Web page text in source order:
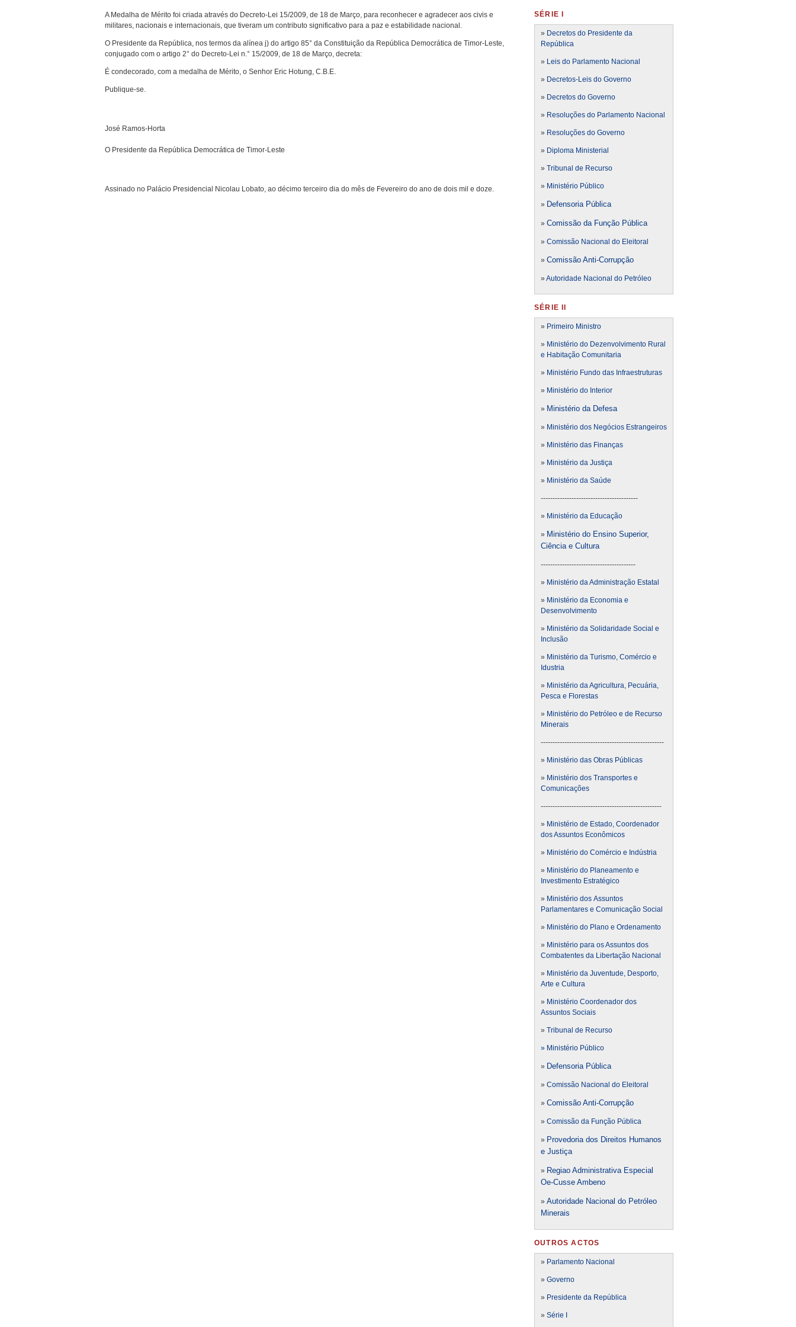
A Medalha de Mérito foi criada através do Decreto-Lei 15/2009, de 18 de Março, para reconhecer e agradecer aos civis e
militares, nacionais e internacionais, que tiveram um contributo significativo para a paz e estabilidade nacional.
O Presidente da República, nos termos da alínea j) do artigo 85° da Constituição da República Democrática de Timor-Leste,
conjugado com o artigo 2° do Decreto-Lei n.° 15/2009, de 18 de Março, decreta:
É condecorado, com a medalha de Mérito, o Senhor Eric Hotung, C.B.E.
Publique-se.
José Ramos-Horta
O Presidente da República Democrática de Timor-Leste
Assinado no Palácio Presidencial Nicolau Lobato, ao décimo terceiro dia do mês de Fevereiro do ano de dois mil e doze.
SÉRIE I
» Decretos do Presidente da
República
» Leis do Parlamento Nacional
» Decretos-Leis do Governo
» Decretos do Governo
» Resoluções do Parlamento Nacional
» Resoluções do Governo
» Diploma Ministerial
» Tribunal de Recurso
» Ministério Público
» Defensoria Pública
» Comissão da Função Pública
» Comissão Nacional do Eleitoral
» Comissão Anti-Corrupção
» Autoridade Nacional do Petróleo
SÉRIE II
» Primeiro Ministro
» Ministério do Dezenvolvimento Rural
e Habitação Comunitaria
» Ministério Fundo das Infraestruturas
» Ministério do Interior
» Ministério da Defesa
» Ministério dos Negócios Estrangeiros
» Ministério das Finanças
» Ministério da Justiça
» Ministério da Saúde
-----------------------------------------
» Ministério da Educação
» Ministério do Ensino Superior,
Ciência e Cultura
----------------------------------------
» Ministério da Administração Estatal
» Ministério da Economia e
Desenvolvimento
» Ministério da Solidaridade Social e
Inclusão
» Ministério da Turismo, Comércio e
Idustria
» Ministério da Agricultura, Pecuária,
Pesca e Florestas
» Ministério do Petróleo e de Recurso
Minerais
----------------------------------------------------
» Ministério das Obras Públicas
» Ministério dos Transportes e
Comunicações
---------------------------------------------------
» Ministério de Estado, Coordenador
dos Assuntos Econômicos
» Ministério do Comércio e Indústria
» Ministério do Planeamento e
Investimento Estratégico
» Ministério dos Assuntos
Parlamentares e Comunicação Social
» Ministério do Plano e Ordenamento
» Ministério para os Assuntos dos
Combatentes da Libertação Nacional
» Ministério da Juventude, Desporto,
Arte e Cultura
» Ministério Coordenador dos
Assuntos Sociais
» Tribunal de Recurso
» Ministério Público
» Defensoria Pública
» Comissão Nacional do Eleitoral
» Comissão Anti-Corrupção
» Comissão da Função Pública
» Provedoria dos Direitos Humanos
e Justiça
» Regiao Administrativa Especial
Oe-Cusse Ambeno
» Autoridade Nacional do Petróleo
Minerais
OUTROS ACTOS
» Parlamento Nacional
» Governo
» Presidente da República
» Série I